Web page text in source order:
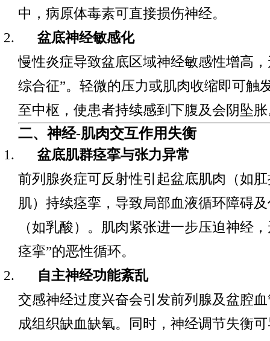
中，病原体毒素可直接损伤神经。
盆底神经敏感化
慢性炎症导致盆底区域神经敏感性增高
综合征”。轻微的压力或肌肉收缩即可触
至中枢，使患者持续感到下腹及会阴坠
二、神经-肌肉交互作用失衡
盆底肌群痉挛与张力异常
前列腺炎症可反射性引起盆底肌肉（如
肌）持续痉挛，导致局部血液循环障碍
（如乳酸）。肌肉紧张进一步压迫神经
痉挛”的恶性循环。
自主神经功能紊乱
交感神经过度兴奋会引发前列腺及盆腔
成组织缺血缺氧。同时，神经调节失衡